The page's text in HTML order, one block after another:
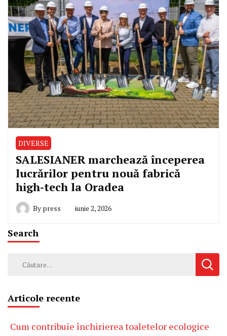
DIVERSE
SALESIANER marchează începerea
lucrărilor pentru nouă fabrică
high-tech la Oradea
By press iunie 2, 2026
Search
Caută
Articole recente
Cum contribuie închirierea toaletelor ecologice